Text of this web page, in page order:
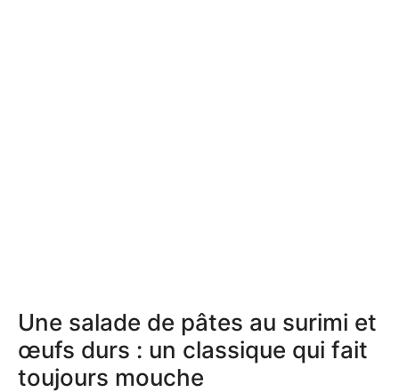
Une salade de pâtes au surimi et
œufs durs : un classique qui fait
toujours mouche